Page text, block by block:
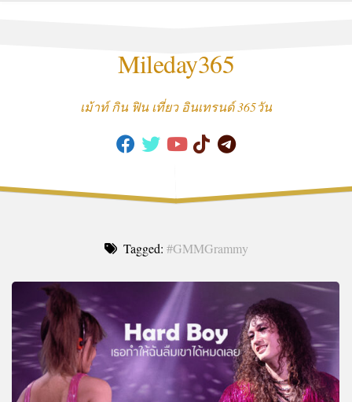
Mileday365
เม้าท์ กิน ฟิน เที่ยว อินเทรนด์ 365วัน
Tagged: #GMMGrammy